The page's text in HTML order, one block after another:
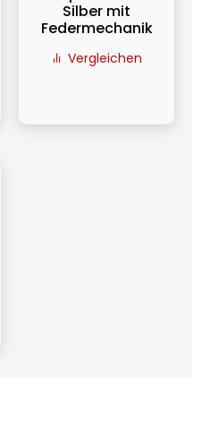
Silber mit
Federmechanik
Vergleichen